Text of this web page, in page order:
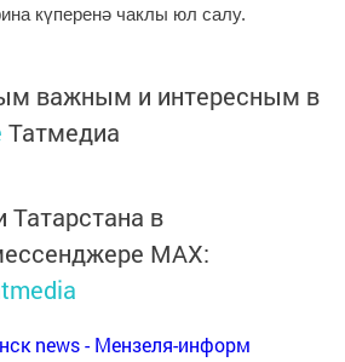
күперенә чаклы юл салу.
важным и интересным в
Татмедиа
Татарстана в
MАХ:
news - Мензеля-информ